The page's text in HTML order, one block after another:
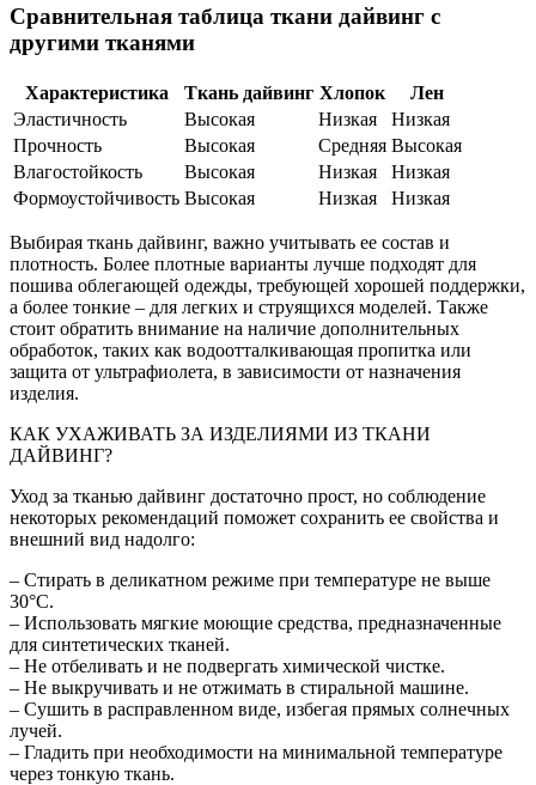
Сравнительная таблица ткани дайвинг с
другими тканями
Характеристика Ткань дайвинг Хлопок
Лен
Эластичность
Высокая Низкая
Низкая
Прочность
Высокая Средняя Высокая
Влагостойкость
Высокая Низкая
Низкая
Формоустойчивость Высокая Низкая Низкая
Выбирая ткань дайвинг, важно учитывать ее состав и
плотность. Более плотные варианты лучше подходят для
пошива облегающей одежды, требующей хорошей поддержки,
а более тонкие – для легких и струящихся моделей. Также
стоит обратить внимание на наличие дополнительных
обработок, таких как водоотталкивающая пропитка или
защита от ультрафиолета, в зависимости от назначения
изделия.
КАК УХАЖИВАТЬ ЗА ИЗДЕЛИЯМИ ИЗ ТКАНИ
ДАЙВИНГ?
Уход за тканью дайвинг достаточно прост, но соблюдение
некоторых рекомендаций поможет сохранить ее свойства и
внешний вид надолго:
– Стирать в деликатном режиме при температуре не выше
30°C.
– Использовать мягкие моющие средства, предназначенные
для синтетических тканей.
– Не отбеливать и не подвергать химической чистке.
– Не выкручивать и не отжимать в стиральной машине.
– Сушить в расправленном виде, избегая прямых солнечных
лучей.
– Гладить при необходимости на минимальной температуре
через тонкую ткань.